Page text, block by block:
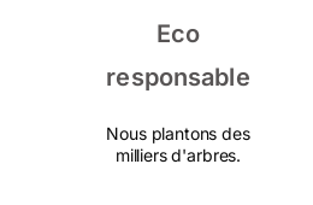
Eco
responsable
Nous plantons des
milliers d'arbres.